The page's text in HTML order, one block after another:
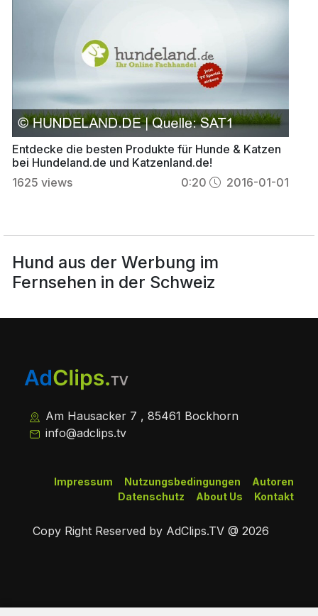
Entdecke die besten Produkte für Hunde & Katzen
bei Hundeland.de und Katzenland.de!
1625 views 0:20 2016-01-01
Hund aus der Werbung im
Fernsehen in der Schweiz
Am Hausacker 7 , 85461 Bockhorn
info@adclips.tv
Autoren
Nutzungsbedingungen
Impressum
Kontakt
About Us
Datenschutz
Copy Right Reserved by AdClips.TV @ 2026